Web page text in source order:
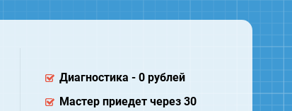
Диагностика - 0 рублей
Мастер приедет через 30